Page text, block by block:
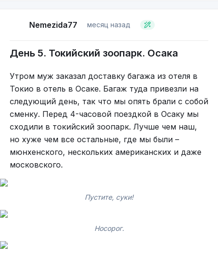
дрянь. :)Nemezida77 месяц назад
День 5. Токийский зоопарк. Осака
Утром муж заказал доставку багажа из отеля в
Токио в отель в Осаке. Багаж туда привезли на
следующий день, так что мы опять брали с собой
сменку. Перед 4-часовой поездкой в Осаку мы
сходили в токийский зоопарк. Лучше чем наш,
но хуже чем все остальные, где мы были –
мюнхенского, нескольких американских и даже
московского.
Пустите, суки!
Носорог.